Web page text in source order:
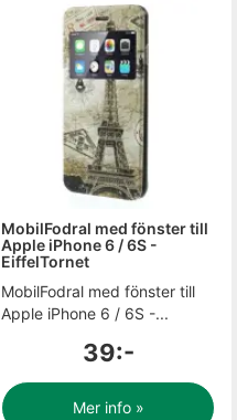
MobilFodral med fönster till
Apple iPhone 6 / 6S -
EiffelTornet
MobilFodral med fönster till
Apple iPhone 6 / 6S -...
39:-
Mer info »